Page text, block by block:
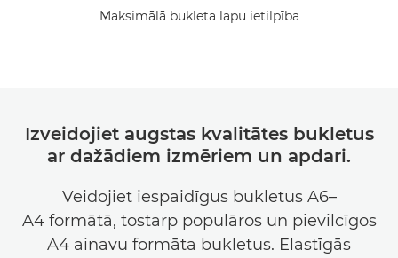
Maksimālā bukleta lapu ietilpība
Izveidojiet augstas kvalitātes bukletus
ar dažādiem izmēriem un apdari.
Veidojiet iespaidīgus bukletus A6–
A4 formātā, tostarp populāros un pievilcīgos
A4 ainavu formāta bukletus. Elastīgās